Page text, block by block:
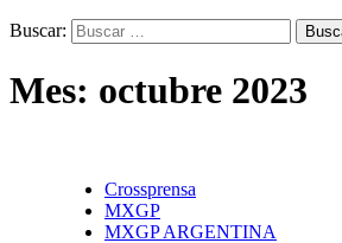
Buscar:
Mes: octubre 2023
Crossprensa
MXGP
MXGP ARGENTINA